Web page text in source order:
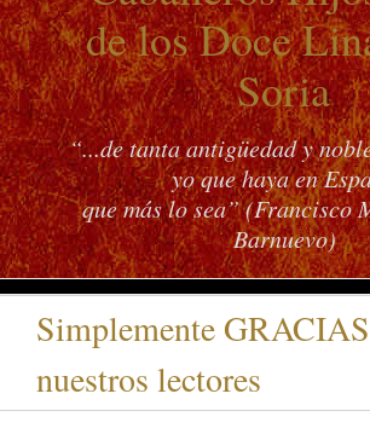
de los Doce
Soria
“...de tanta antigüedad y
yo que haya en
que más lo sea” (Francisco
Barnuevo)
Simplemente
nuestros lectores